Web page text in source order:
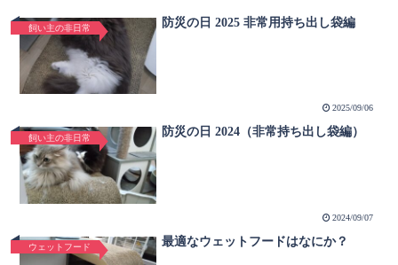
飼い主の非日常 防災の日 2025 非常用持ち出し袋編
2025/09/06
飼い主の非日常 防災の日 2024（非常持ち出し袋編）
2024/09/07
ウェットフード 最適なウェットフードはなにか？